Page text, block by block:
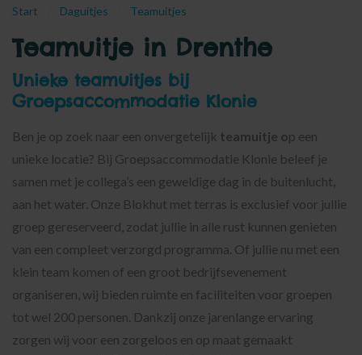
Start Daguitjes Teamuitjes
Teamuitje in Drenthe
Unieke teamuitjes bij
Groepsaccommodatie Klonie
Ben je op zoek naar een onvergetelijk teamuitje op een
unieke locatie? Bij Groepsaccommodatie Klonie beleef je
samen met je collega’s een geweldige dag in de buitenlucht,
aan het water. Onze Blokhut met terras is exclusief voor jullie
groep gereserveerd, zodat jullie in alle rust kunnen genieten
van een compleet verzorgd programma. Of jullie nu met een
klein team komen of een groot bedrijfsevenement
organiseren, wij bieden ruimte en faciliteiten voor groepen
tot wel 200 personen. Dankzij onze jarenlange ervaring
zorgen wij voor een zorgeloos en op maat gemaakt